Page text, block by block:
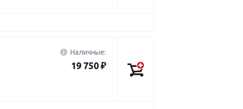
Наличные:
19 750 ₽